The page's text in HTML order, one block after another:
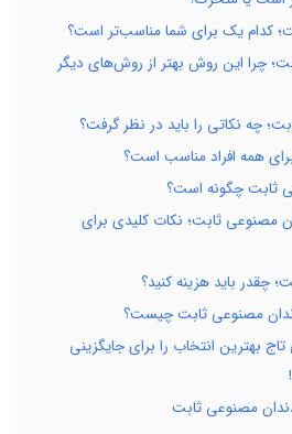
کدام یک برای شما مناسب‌تر است؟
چرا این روش بهتر از روش‌های دیگر
چه نکاتی را باید در نظر گرفت؟
همه افراد مناسب است؟
ثابت چگونه است؟
مصنوعی ثابت؛ نکات کلیدی برای
چقدر باید هزینه کنید؟
مصنوعی ثابت چیست؟
بهترین انتخاب را برای جایگزینی
مصنوعی ثابت